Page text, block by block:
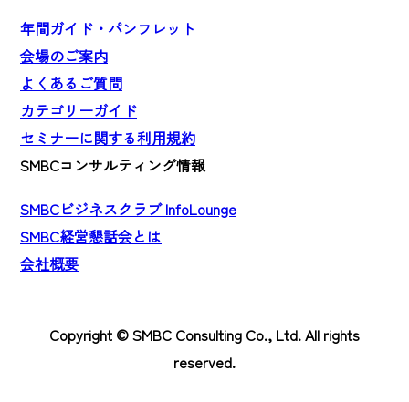
年間ガイド・パンフレット
会場のご案内
よくあるご質問
カテゴリーガイド
セミナーに関する利用規約
SMBCコンサルティング情報
SMBCビジネスクラブ InfoLounge
SMBC経営懇話会とは
会社概要
Copyright © SMBC Consulting Co., Ltd. All rights
reserved.